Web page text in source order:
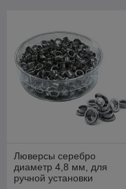
Люверсы серебро
диаметр 4,8 мм, для
ручной установки